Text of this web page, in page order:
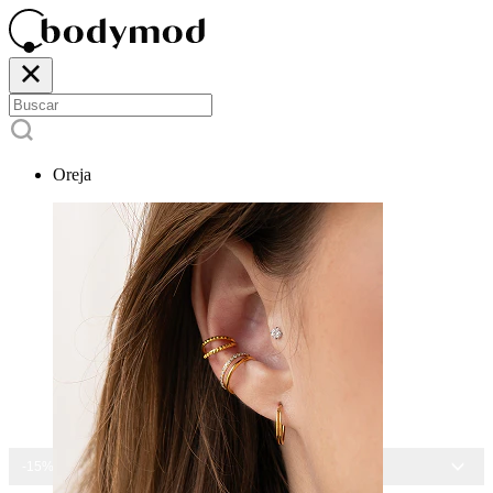
Oreja
-15% EN TODAS LAS JOYAS